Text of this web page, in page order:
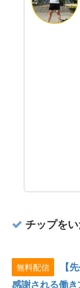
チップを
無料配信
【
感謝される働き